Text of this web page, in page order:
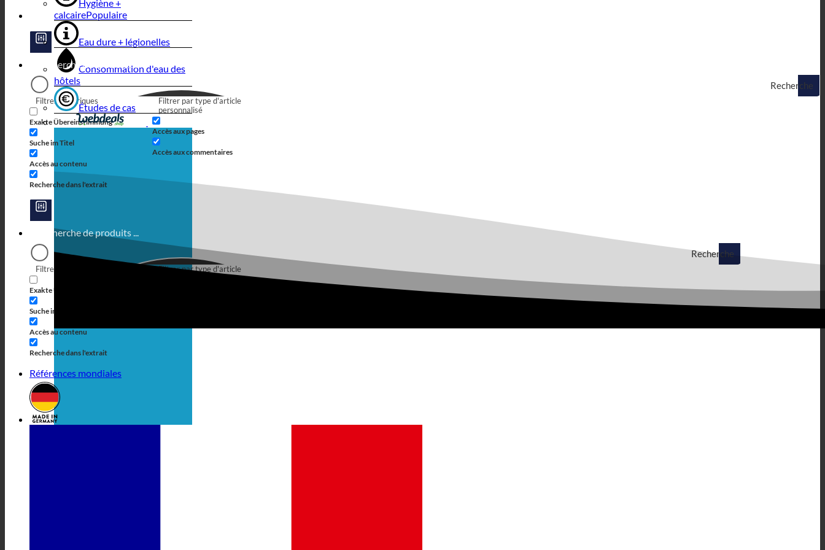
Recherche
Filtres génériques
Exakte Übereinstimmung
Suche im Titel
Accès au contenu
Recherche dans l'extrait
Filtrer par type d'article
personnalisé
Accès aux pages
Accès aux commentaires
Recherche
Filtres génériques
Exakte Übereinstimmung
Suche im Titel
Accès au contenu
Recherche dans l'extrait
Filtrer par type d'article
Références mondiales
Hygiène +
calcaire
Eau dure + légionelles
Consommation d'eau des
hôtels
Études de cas